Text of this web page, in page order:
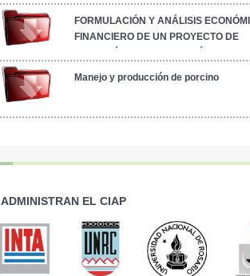
FORMULACIÓN Y ANÁLISIS
FINANCIERO DE UN PROYECTO DE
Manejo y producción de porcino
ADMINISTRAN EL CIAP